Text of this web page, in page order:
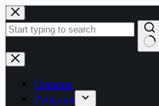
Перейти
до
вмісту
Немає
результатів
Головна
Рубрики